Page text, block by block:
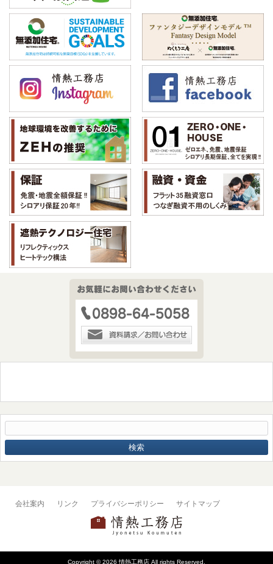
会社案内 リンク プライバシーポリシー サイトマップ
Copyright © 2026 情熱工務店 All rights Reserved.